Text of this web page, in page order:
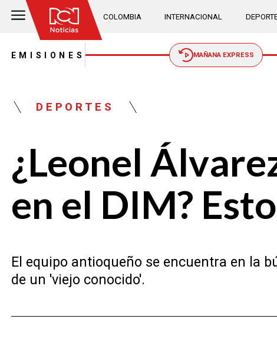
COLOMBIA INTERNACIONAL
EMISIONES MAÑANA EXPRESS
DEPORTES
¿Leonel
en el DIM?
El equipo antioqueño se encuentra en la
de un 'viejo conocido'.